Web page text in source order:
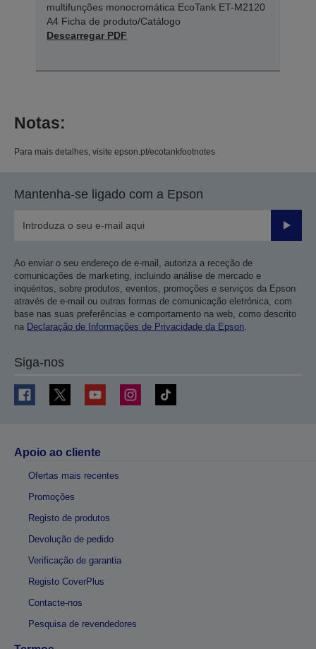
multifunções monocromática EcoTank ET-M2120
A4 Ficha de produto/Catálogo
Descarregar PDF
Notas:
Para mais detalhes, visite epson.pt/ecotankfootnotes
Mantenha-se ligado com a Epson
Enviar
Ao enviar o seu endereço de e-mail, autoriza a receção de
comunicações de marketing, incluindo análise de mercado e
inquéritos, sobre produtos, eventos, promoções e serviços da Epson
através de e-mail ou outras formas de comunicação eletrónica, com
base nas suas preferências e comportamento na web, como descrito
na Declaração de Informações de Privacidade da Epson
Siga-nos
Apoio ao cliente
Ofertas mais recentes
Promoções
Registo de produtos
Devolução de pedido
Verificação de garantia
Registo CoverPlus
Contacte-nos
Pesquisa de revendedores